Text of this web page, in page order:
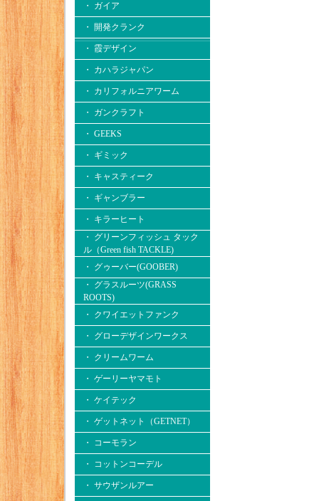
・ ガイア
・ 開発クランク
・ 霞デザイン
・ カハラジャパン
・ カリフォルニアワーム
・ ガンクラフト
・ GEEKS
・ ギミック
・ キャスティーク
・ ギャンブラー
・ キラーヒート
・ グリーンフィッシュ タック
ル（Green fish TACKLE)
・ グゥーバー(GOOBER)
・ グラスルーツ(GRASS
ROOTS)
・ クワイエットファンク
・ グローデザインワークス
・ クリームワーム
・ ゲーリーヤマモト
・ ケイテック
・ ゲットネット（GETNET）
・ コーモラン
・ コットンコーデル
・ サウザンルアー